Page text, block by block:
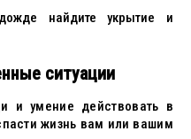
найдите укрытие и
ситуации
и умение действовать в
жизнь вам или вашим